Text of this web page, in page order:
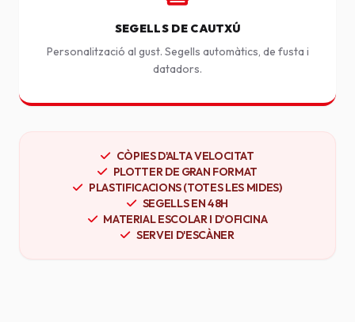
SEGELLS DE CAUTXÚ
Personalització al gust. Segells automàtics, de fusta i
datadors.
CÒPIES D'ALTA VELOCITAT
PLOTTER DE GRAN FORMAT
PLASTIFICACIONS (TOTES LES MIDES)
SEGELLS EN 48H
MATERIAL ESCOLAR I D'OFICINA
SERVEI D'ESCÀNER